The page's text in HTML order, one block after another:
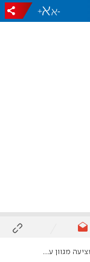
-
+
המדויק לצרכים שלכם